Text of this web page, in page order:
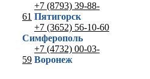
+7 (8793) 39-88-
61 Пятигорск
+7 (3652) 56-10-60
Симферополь
+7 (4732) 00-03-
59 Воронеж